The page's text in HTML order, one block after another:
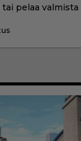
pelaa valmista